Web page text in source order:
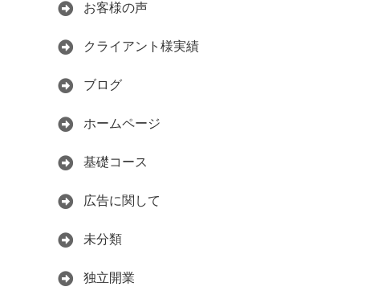
お客様の声
クライアント様実績
ブログ
ホームページ
基礎コース
広告に関して
未分類
独立開業